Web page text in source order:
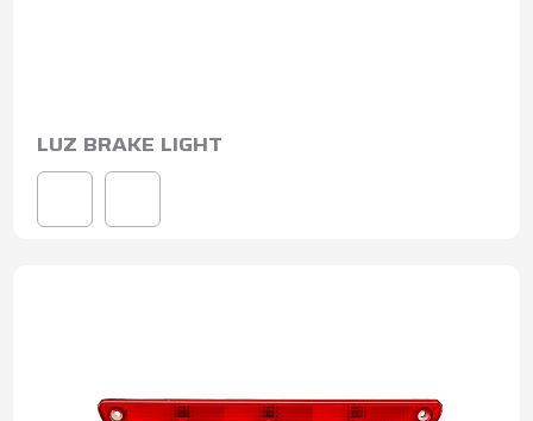
LUZ BRAKE LIGHT